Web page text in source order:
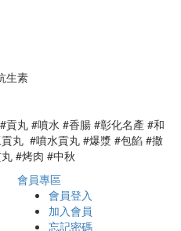
生素
丸 #噴水 #香腸 #彰化名產 #和
丸 #噴水貢丸 #爆漿 #包餡 #撒
#烤肉 #中秋
會員專區
會員登入
加入會員
忘記密碼